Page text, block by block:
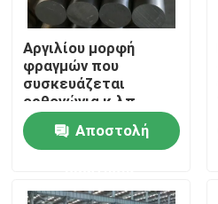
Αργιλίου μορφή
φραγμών που
συσκευάζεται
ορθογώνια κ.λπ.
Αποστολή